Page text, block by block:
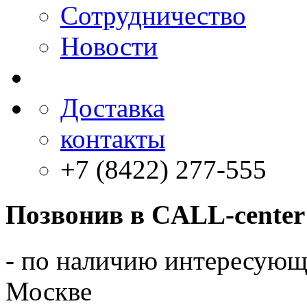
Сотрудничество
Новости
Доставка
контакты
+7 (8422) 277-555
Позвонив в CALL-
- по наличию
Москве